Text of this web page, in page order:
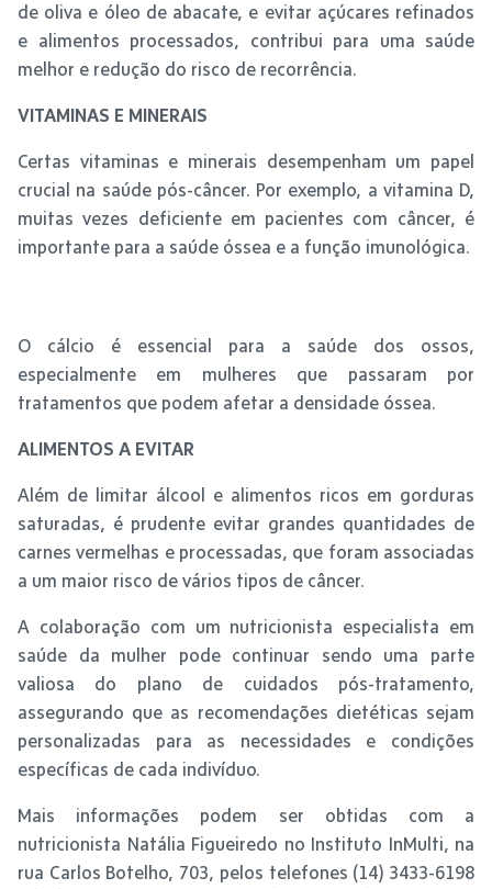
de oliva e óleo de abacate, e evitar açúcares refinados
e alimentos processados, contribui para uma saúde
melhor e redução do risco de recorrência.
VITAMINAS E MINERAIS
Certas vitaminas e minerais desempenham um papel
crucial na saúde pós-câncer. Por exemplo, a vitamina D,
muitas vezes deficiente em pacientes com câncer, é
importante para a saúde óssea e a função imunológica.
O cálcio é essencial para a saúde dos ossos,
especialmente em mulheres que passaram por
tratamentos que podem afetar a densidade óssea.
ALIMENTOS A EVITAR
Além de limitar álcool e alimentos ricos em gorduras
saturadas, é prudente evitar grandes quantidades de
carnes vermelhas e processadas, que foram associadas
a um maior risco de vários tipos de câncer.
A colaboração com um nutricionista especialista em
saúde da mulher pode continuar sendo uma parte
valiosa do plano de cuidados pós-tratamento,
assegurando que as recomendações dietéticas sejam
personalizadas para as necessidades e condições
específicas de cada indivíduo.
Mais informações podem ser obtidas com a
nutricionista Natália Figueiredo no Instituto InMulti, na
rua Carlos Botelho, 703, pelos telefones (14) 3433-6198